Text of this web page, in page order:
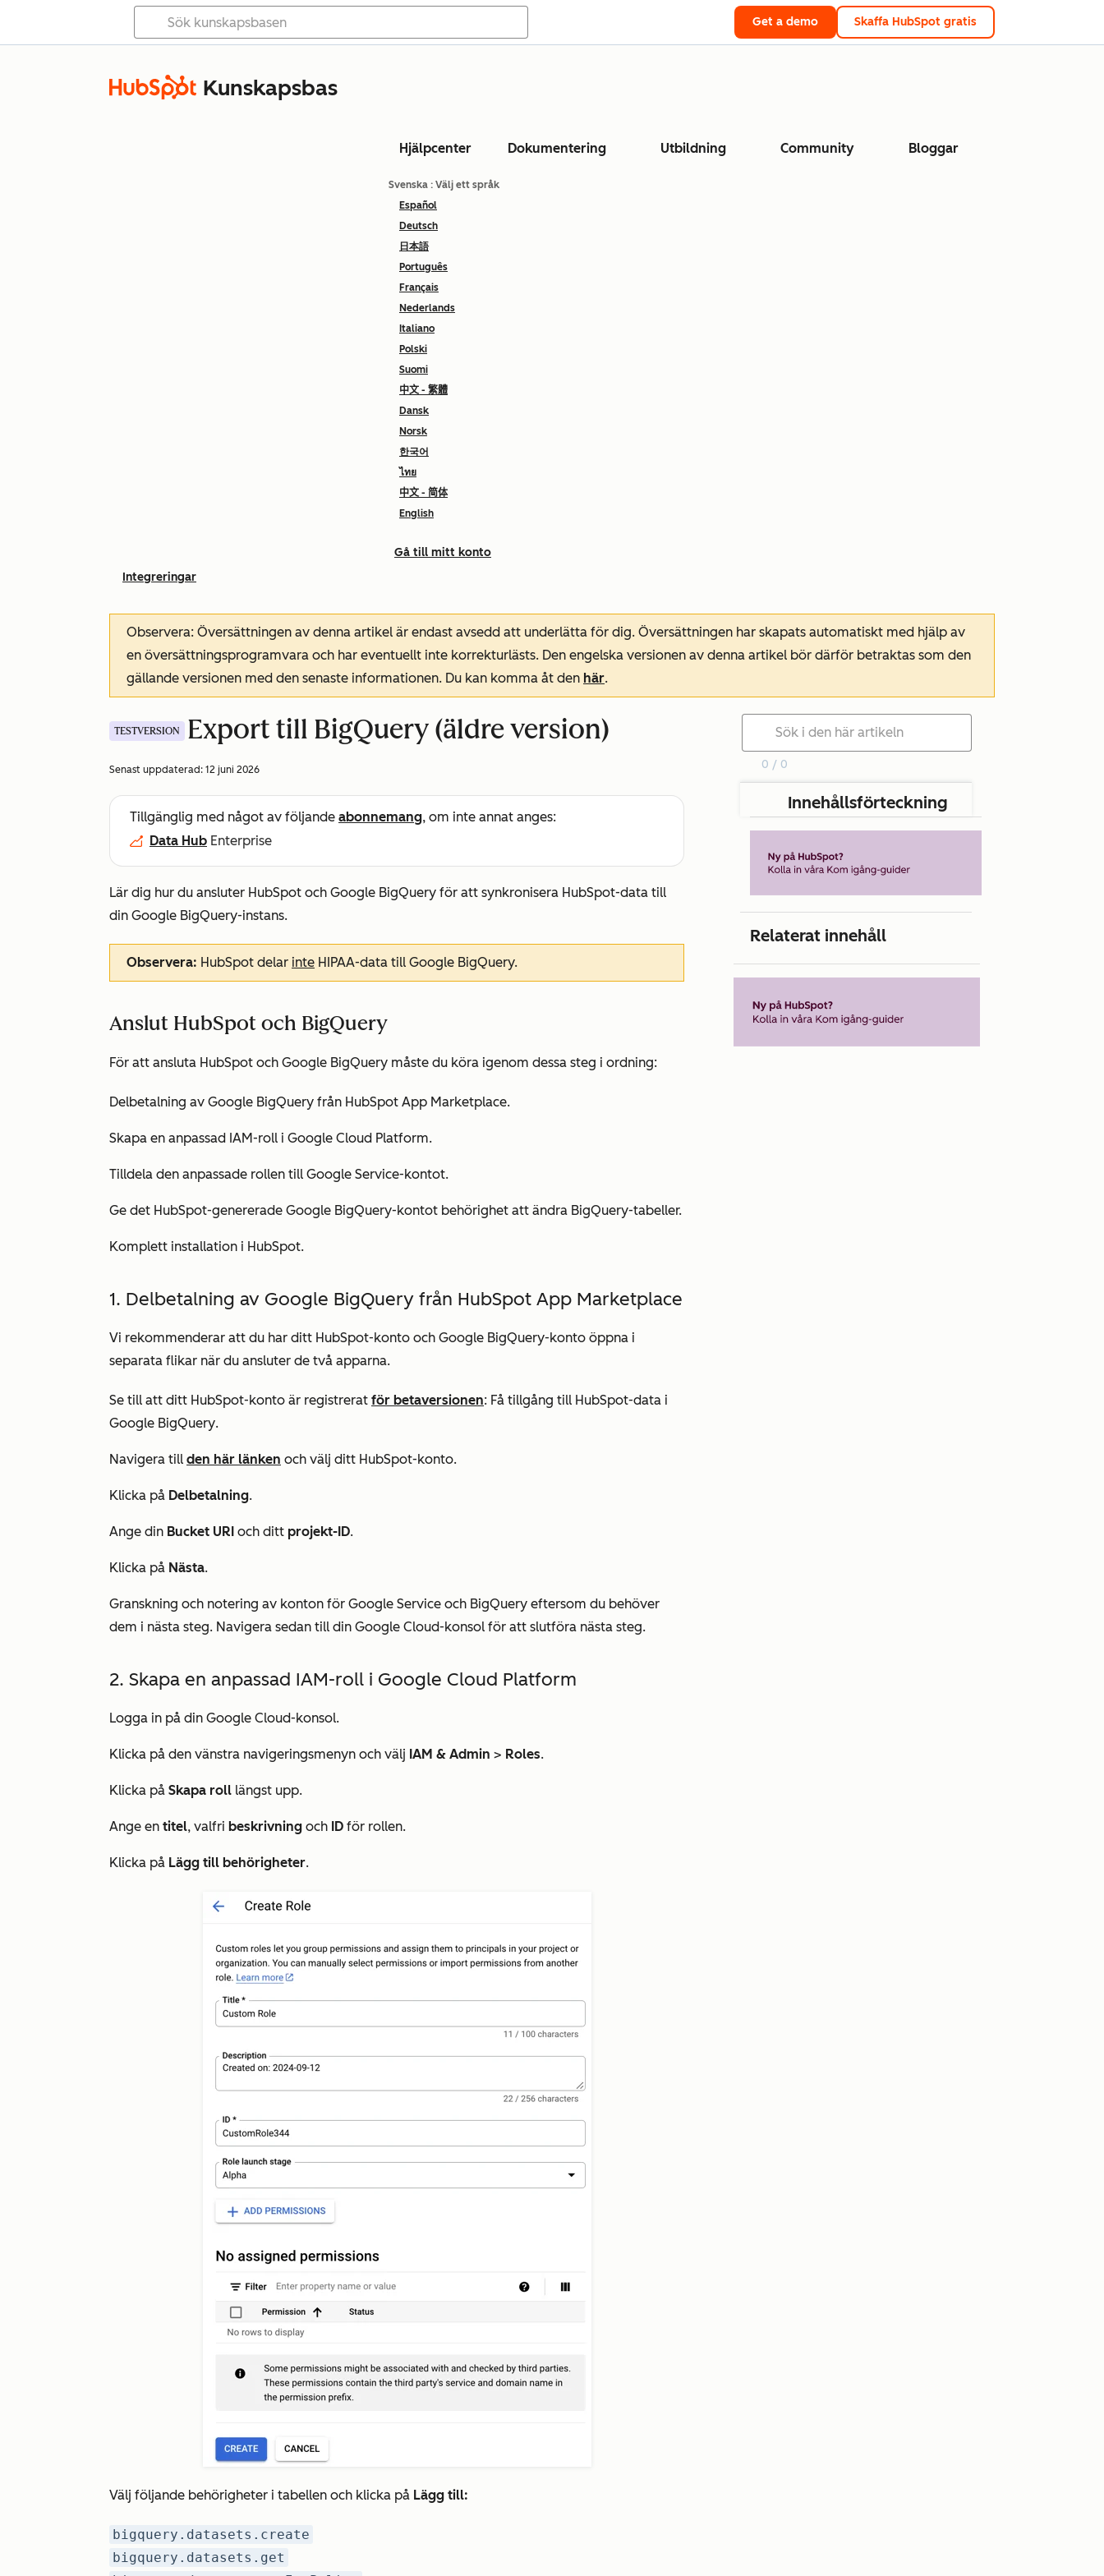
Get a demo Skaffa HubSpot gratis
Kunskapsbas
Hjälpcenter Dokumentering Utbildning Community Bloggar
Svenska : Välj ett språk
Español
Deutsch
日本語
Português
Français
Nederlands
Italiano
Polski
Suomi
中文 - 繁體
Dansk
Norsk
한국어
ไทย
中文 - 简体
English
Gå till mitt konto
Integreringar
Observera: Översättningen av denna artikel är endast avsedd att underlätta för dig. Översättningen har skapats automatiskt med hjälp av
en översättningsprogramvara och har eventuellt inte korrekturlästs. Den engelska versionen av denna artikel bör därför betraktas som den
gällande versionen med den senaste informationen. Du kan komma åt den här.
TESTVERSION Export till BigQuery (äldre version)
Senast uppdaterad: 12 juni 2026
Tillgänglig med något av följande abonnemang, om inte annat anges:
Data Hub Enterprise
Lär dig hur du ansluter HubSpot och Google BigQuery för att synkronisera HubSpot-data till
din Google BigQuery-instans.
Observera: HubSpot delar inte HIPAA-data till Google BigQuery.
Anslut HubSpot och BigQuery
För att ansluta HubSpot och Google BigQuery måste du köra igenom dessa steg i ordning:
Delbetalning av Google BigQuery från HubSpot App Marketplace.
Skapa en anpassad IAM-roll i Google Cloud Platform.
Tilldela den anpassade rollen till Google Service-kontot.
Ge det HubSpot-genererade Google BigQuery-kontot behörighet att ändra BigQuery-tabeller.
Komplett installation i HubSpot.
1. Delbetalning av Google BigQuery från HubSpot App Marketplace
Vi rekommenderar att du har ditt HubSpot-konto och Google BigQuery-konto öppna i
separata flikar när du ansluter de två apparna.
Se till att ditt HubSpot-konto är registrerat för betaversionen: Få tillgång till HubSpot-data i
Google BigQuery.
Navigera till den här länken och välj ditt HubSpot-konto.
Klicka på Delbetalning.
Ange din Bucket URI och ditt projekt-ID.
Klicka på Nästa.
Granskning och notering av konton för Google Service och BigQuery eftersom du behöver
dem i nästa steg. Navigera sedan till din Google Cloud-konsol för att slutföra nästa steg.
2. Skapa en anpassad IAM-roll i Google Cloud Platform
Logga in på din Google Cloud-konsol.
Klicka på den vänstra navigeringsmenyn och välj IAM & Admin > Roles.
Klicka på Skapa roll längst upp.
Ange en titel, valfri beskrivning och ID för rollen.
Klicka på Lägg till behörigheter.
Välj följande behörigheter i tabellen och klicka på Lägg till:
bigquery.datasets.create
bigquery.datasets.get
0 / 0
Innehållsförteckning
Relaterat innehåll